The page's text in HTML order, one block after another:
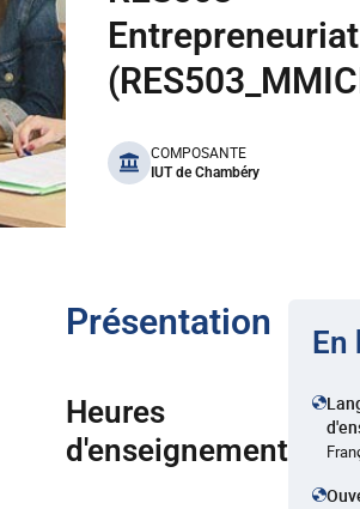
Entrepreneuriat
benefits
COMPOSANTE
IUT de Chambéry
Présentation
Heures
d'enseignement
En